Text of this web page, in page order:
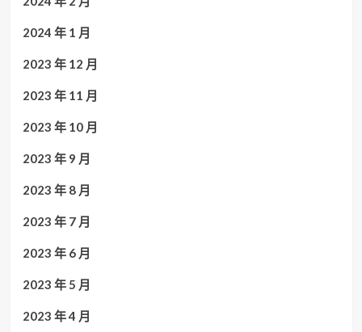
2024 年 1 月
2023 年 12 月
2023 年 11 月
2023 年 10 月
2023 年 9 月
2023 年 8 月
2023 年 7 月
2023 年 6 月
2023 年 5 月
2023 年 4 月